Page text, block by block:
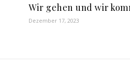
Wir gehen und wir
Dezember 17, 2023